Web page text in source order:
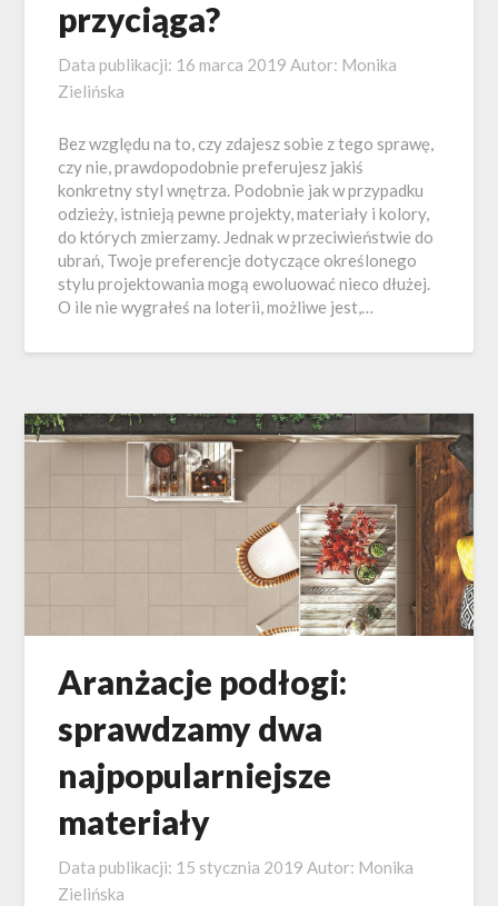
przyciąga?
Data publikacji: 16 marca 2019 Autor: Monika
Zielińska
Bez względu na to, czy zdajesz sobie z tego sprawę,
czy nie, prawdopodobnie preferujesz jakiś
konkretny styl wnętrza. Podobnie jak w przypadku
odzieży, istnieją pewne projekty, materiały i kolory,
do których zmierzamy. Jednak w przeciwieństwie do
ubrań, Twoje preferencje dotyczące określonego
stylu projektowania mogą ewoluować nieco dłużej.
O ile nie wygrałeś na loterii, możliwe jest,…
Aranżacje podłogi:
sprawdzamy dwa
najpopularniejsze
materiały
Data publikacji: 15 stycznia 2019 Autor: Monika
Zielińska